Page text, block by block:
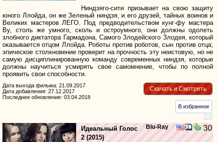
Ниндзяго-сити призывает на свою защиту
юного Ллойда, он же Зеленый ниндзя, и его друзей, тайных воинов и
Великих мастеров ЛЕГО. Под предводительством кунг-фу мастера
Ву, столь же умного, сколь и остроумного, они должны одолеть
злобного диктатора Гармадона, Самого Злодейского Злодея, который
оказывается отцом Ллойда. Роботы против роботов, сын против отца;
эпическое столкновение проверит на прочность эту неистовую, но не
самую дисциплинированную команду современных ниндзя, которые
должны научиться усмирять свое самомнение, чтобы по полной
проявить свои способности.
Скачать и Смотреть
Дата выхода фильма: 21.09.2017
Дата добавления: 27.12.2017
Последнее обновление: 03.04.2018
В избранное
Blu-Ray 30
Идеальный Голос
2 (2015)